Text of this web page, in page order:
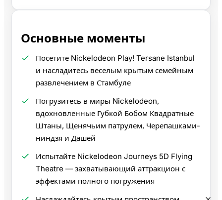
Основные моменты
Посетите Nickelodeon Play! Tersane Istanbul
и насладитесь веселым крытым семейным
развлечением в Стамбуле
Погрузитесь в миры Nickelodeon,
вдохновленные Губкой Бобом Квадратные
Штаны, Щенячьим патрулем, Черепашками-
ниндзя и Дашей
Испытайте Nickelodeon Journeys 5D Flying
Theatre — захватывающий аттракцион с
эффектами полного погружения